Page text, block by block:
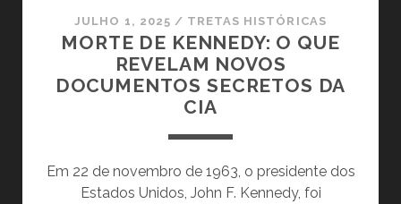
EXECUÇÃO
JULHO 1, 2025 / TRETAS HISTÓRICAS
MORTE DE KENNEDY: O QUE
REVELAM NOVOS
DOCUMENTOS SECRETOS DA
CIA
Em 22 de novembro de 1963, o presidente dos
Estados Unidos, John F. Kennedy, foi